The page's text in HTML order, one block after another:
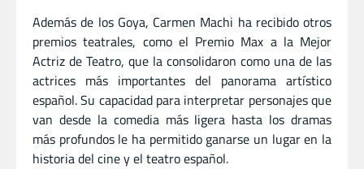
Además de los Goya, Carmen Machi ha recibido otros
premios teatrales, como el Premio Max a la Mejor
Actriz de Teatro, que la consolidaron como una de las
actrices más importantes del panorama artístico
español. Su capacidad para interpretar personajes que
van desde la comedia más ligera hasta los dramas
más profundos le ha permitido ganarse un lugar en la
historia del cine y el teatro español.